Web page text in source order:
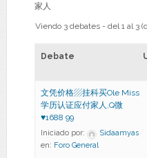
家人
Viendo 3 debates - del 1 al 3
Debate
文凭价格▨挂科买Ole Miss
学历认证应付家人,Q微
♥1688 99
Iniciado por:
Sidaamyas
en: Foro General